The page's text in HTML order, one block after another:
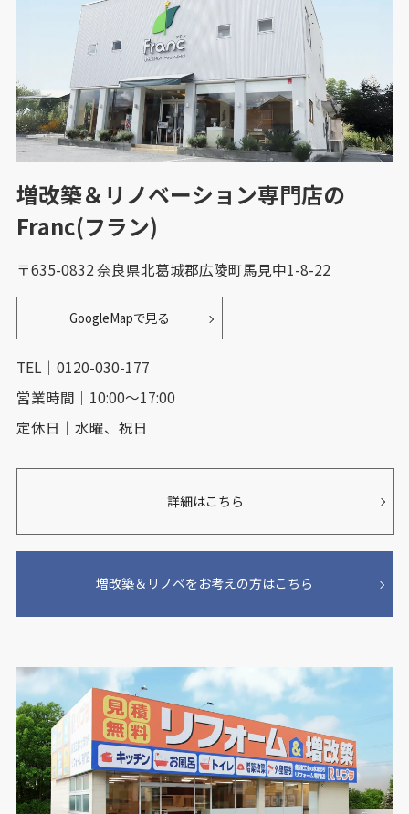
増改築＆リノベーション専門店の
Franc(フラン)
〒635-0832 奈良県北葛城郡広陵町馬見中1-8-22
GoogleMapで見る
TEL｜0120-030-177
営業時間｜10:00～17:00
定休日｜水曜、祝日
詳細はこちら
増改築＆リノベをお考えの方はこちら